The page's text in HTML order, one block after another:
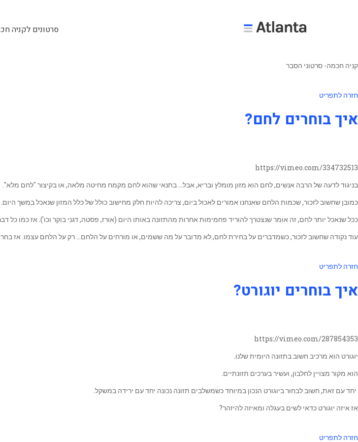
סרטונים לקניה
קניה חכמה- סרטוני הסבר
חזרה לתפריט
איך בוחרים לחם?
https://vimeo.com/334732513
בניגוד לדעה של הרבה אנשים, לחם הוא מזון מומלץ ובריא, אבל… בתנאי שהוא לחם מקמח מחיטה מלאה, או בקיצור "לחם מלא".
כמובן שחשוב לזכור, שכמות הלחם שאנחנו אמורים לאכול ביום, צריכה להיות חלק מחישוב כולל של כלל המזון שנאכל במשך היום.
ככל שנאכל יותר לחם, זה אומר שנצטרך להוריד פחמימות אחרות מהתזונה באותו היום (אורז, פסטה, דגני בוקר וכו'). אז כמו כל
עוד נקודה שחשוב לזכור, כשמדברים על בחירת לחם, לא מדובר על מה ששמים, או מורחים על הלחם… רק על הלחם עצמו. אז
חזרה לתפריט
איך בוחרים יוגורט?
https://vimeo.com/287854353
יוגורט הוא מרכיב חשוב בתזונה היומית שלנו.
הוא מקור מצויין לחלבון, ועשיר בערכים תזונתיים.
יחד עם זאת, חשוב לבחור ביוגורט הנכון במיוחד כשמשלבים תזונה נכונה יחד עם ירידה במשקל.
אז איזה יוגורט כדאי לשים בעגלה ומאיזה להיזהר?
חזרה לתפריט